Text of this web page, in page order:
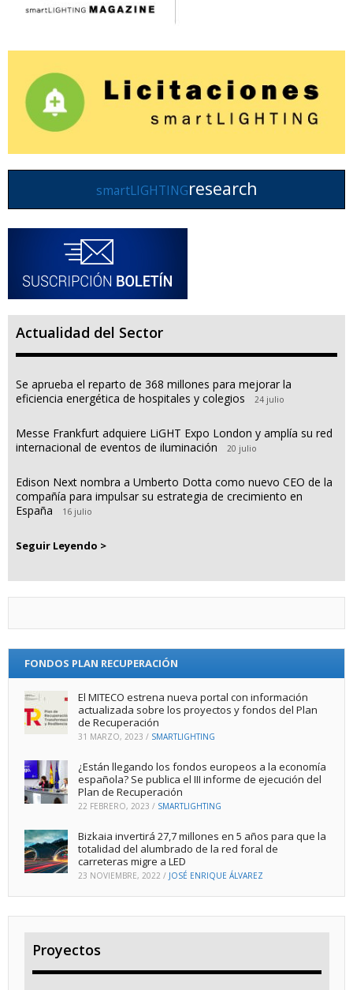
smartLIGHTINGresearch
Actualidad del Sector
Se aprueba el reparto de 368 millones para mejorar la
eficiencia energética de hospitales y colegios
24 julio
Messe Frankfurt adquiere LiGHT Expo London y amplía su red
internacional de eventos de iluminación
20 julio
Edison Next nombra a Umberto Dotta como nuevo CEO de la
compañía para impulsar su estrategia de crecimiento en
España
16 julio
Seguir Leyendo >
FONDOS PLAN RECUPERACIÓN
El MITECO estrena nueva portal con información
actualizada sobre los proyectos y fondos del Plan
de Recuperación
31 MARZO, 2023 / SMARTLIGHTING
¿Están llegando los fondos europeos a la economía
española? Se publica el III informe de ejecución del
Plan de Recuperación
22 FEBRERO, 2023 / SMARTLIGHTING
Bizkaia invertirá 27,7 millones en 5 años para que la
totalidad del alumbrado de la red foral de
carreteras migre a LED
23 NOVIEMBRE, 2022 / JOSÉ ENRIQUE ÁLVAREZ
Proyectos